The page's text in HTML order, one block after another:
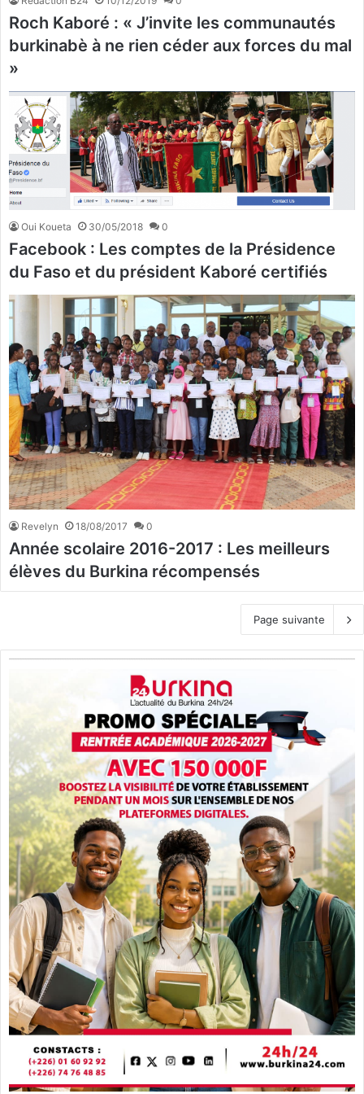
Roch Kaboré : « J’invite les communautés
burkinabè à ne rien céder aux forces du mal
»
Oui Koueta 30/05/2018 0
Facebook : Les comptes de la Présidence
du Faso et du président Kaboré certifiés
Revelyn 18/08/2017 0
Année scolaire 2016-2017 : Les meilleurs
élèves du Burkina récompensés
Page suivante